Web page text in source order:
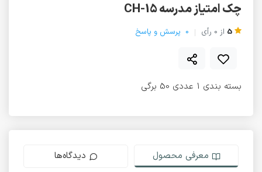
چک امتیاز مدرسه CH-15
5 از 0 رأی 0 پرسش و پاسخ
بسته بندی 1 عددی 50 برگی
معرفی محصول دیدگاه‌ها